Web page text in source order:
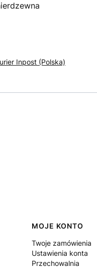
Inpost (Polska)
MOJE KONTO
Twoje zamówienia
Ustawienia konta
Przechowalnia